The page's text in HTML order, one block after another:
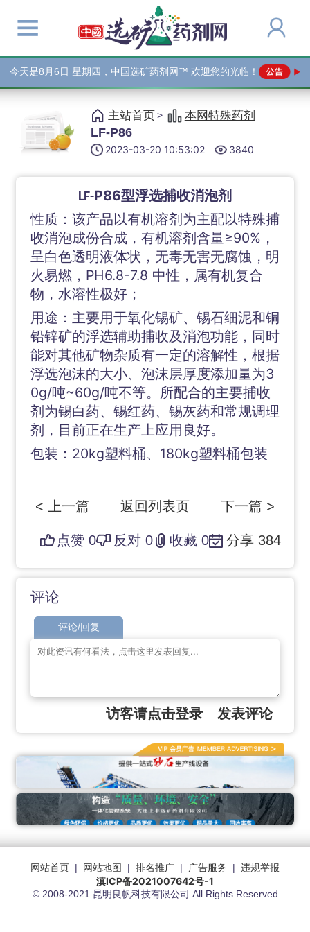
今天是8月6日 星期四，中国选矿药剂网™ 欢迎您的光临！
主站首页 > 本网特殊药剂
LF-P86
2023-03-20 10:53:02 3840
LF-P86型浮选捕收消泡剂
性质：该产品以有机溶剂为主配以特殊捕
收消泡成份合成，有机溶剂含量≥90%，
呈白色透明液体状，无毒无害无腐蚀，明
火易燃，PH6.8-7.8 中性，属有机复合
物，水溶性极好；
用途：主要用于氧化锡矿、锡石细泥和铜
铅锌矿的浮选辅助捕收及消泡功能，同时
能对其他矿物杂质有一定的溶解性，根据
浮选泡沫的大小、泡沫层厚度添加量为3
0g/吨~60g/吨不等。所配合的主要捕收
剂为锡白药、锡红药、锡灰药和常规调理
剂，目前正在生产上应用良好。
包装：20kg塑料桶、180kg塑料桶包装
< 上一篇 返回列表页 下一篇 >
点赞0 反对 0 收藏0 分享 384
评论
评论/回复
访客请点击登录 发表评论
网站首页 | 网站地图 | 排名推广 | 广告服务 | 违规举报
滇ICP备2021007642号-1
© 2008-2021 昆明良帆科技有限公司 All Rights Reserved